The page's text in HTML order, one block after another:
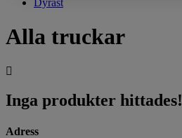
Alla truckar
Inga produkter hittades!
Adress